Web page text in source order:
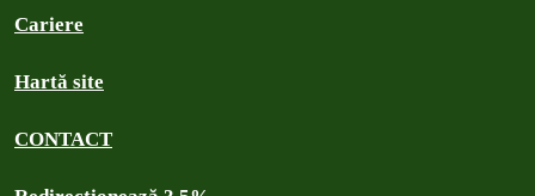
Cariere
Hartă site
CONTACT